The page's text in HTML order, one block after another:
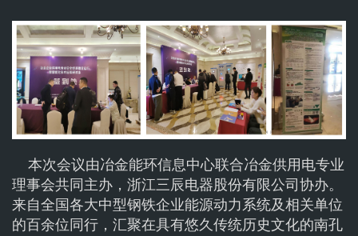
本次会议由冶金能环信息中心联合冶金供用电专业
理事会共同主办，浙江三辰电器股份有限公司协办。
来自全国各大中型钢铁企业能源动力系统及相关单位
的百余位同行，汇聚在具有悠久传统历史文化的南孔